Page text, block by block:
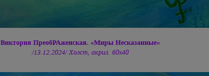
Виктория ПреобРАженская. «Миры Несказанные»
/13.12.2024/ Холст, акрил. 60х40